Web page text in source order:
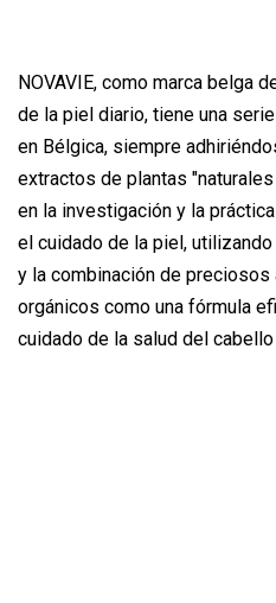
NOVAVIE, como marca belga
de la piel diario, tiene una
en Bélgica, siempre
extractos de plantas
en la investigación y la
el cuidado de la piel,
y la combinación de
orgánicos como una fórmula
cuidado de la salud del